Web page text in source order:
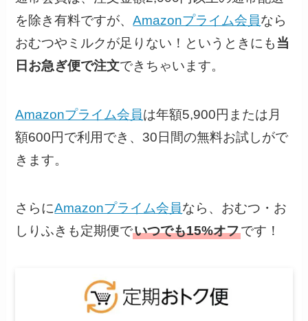
を除き有料ですが、Amazonプライム会員なら
おむつやミルクが足りない！というときにも当
日お急ぎ便で注文できちゃいます。
Amazonプライム会員は年額5,900円または月
額600円で利用でき、30日間の無料お試しがで
きます。
さらにAmazonプライム会員なら、おむつ・お
しりふきも定期便でいつでも15%オフです！